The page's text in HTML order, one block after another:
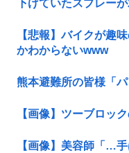
下げていたスプレー
【悲報】バイクが趣
かわからないwww
熊本避難所の皆様「
【画像】ツーブロッ
【画像】美容師「…